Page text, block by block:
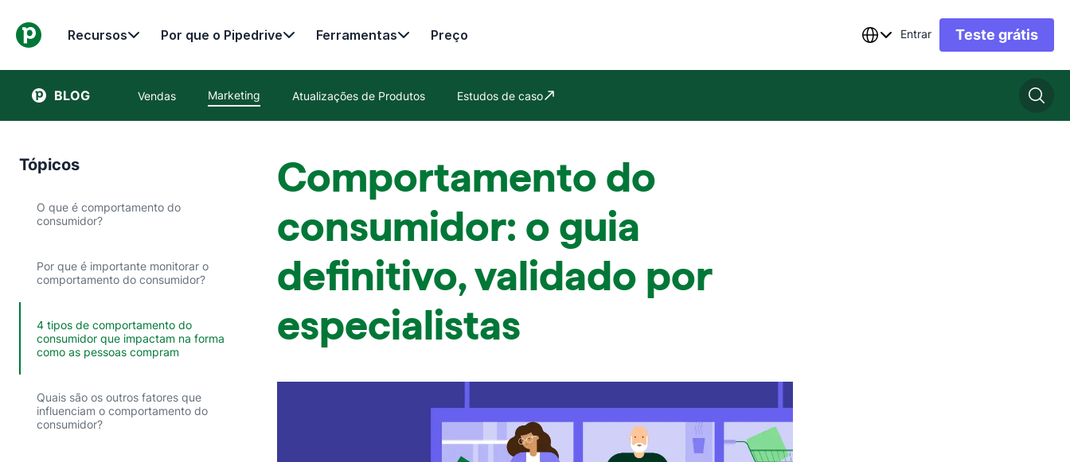
Recursos Por que o Pipedrive Ferramentas Preço Entrar Teste grátis
BLOG Vendas Marketing Atualizações de Produtos Estudos de caso
Abre em uma nova janela
Tópicos
O que é comportamento do
consumidor?
Por que é importante monitorar o
comportamento do consumidor?
4 tipos de comportamento do
consumidor que impactam na forma
como as pessoas compram
Quais são os outros fatores que
influenciam o comportamento do
consumidor?
Comportamento do
consumidor: o guia
definitivo, validado por
especialistas